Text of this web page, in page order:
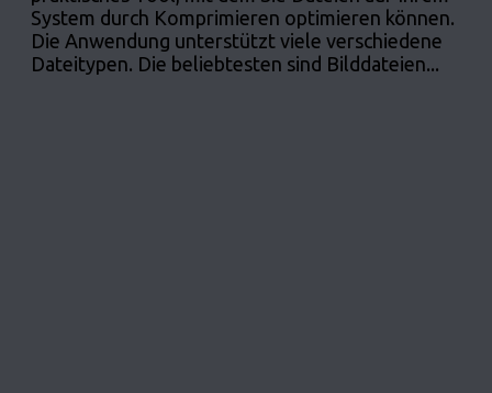
System durch Komprimieren optimieren können.
Die Anwendung unterstützt viele verschiedene
Dateitypen. Die beliebtesten sind Bilddateien...